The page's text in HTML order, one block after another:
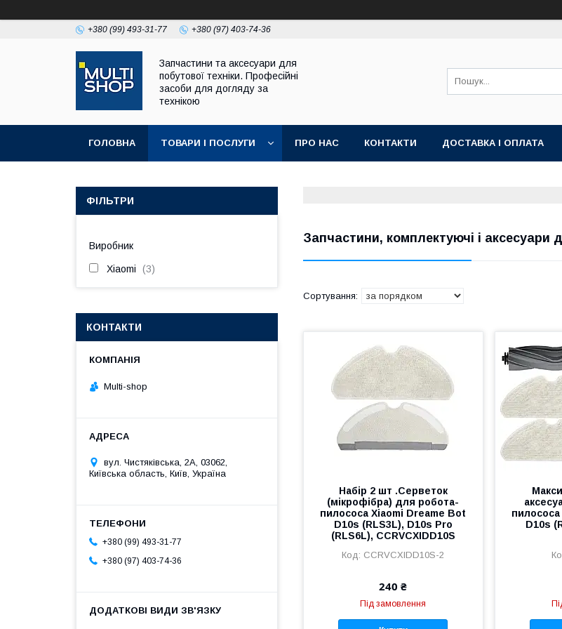
+380 (99) 493-31-77 +380 (97) 403-74-36
Запчастини та аксесуари для
побутової техніки. Професійні
засоби для догляду за
технікою
ГОЛОВНА ТОВАРИ І ПОСЛУГИ ПРО НАС КОНТАКТИ ДОСТАВКА І ОПЛАТА
Запчастини, комплектуючі і аксесуари
Набір 2 шт .Серветок
(мікрофібра) для робота-
пилососа Xiaomi Dreame Bot
D10s (RLS3L), D10s Pro
(RLS6L), CCRVCXIDD10S
CCRVCXIDD10S-2
240 ₴
Під замовлення
D10s
ФІЛЬТРИ
Виробник
Xiaomi 3
КОНТАКТИ
Multi-shop
вул. Чистяківська, 2А, 03062,
Київська область, Київ, Україна
+380 (99) 493-31-77
+380 (97) 403-74-36